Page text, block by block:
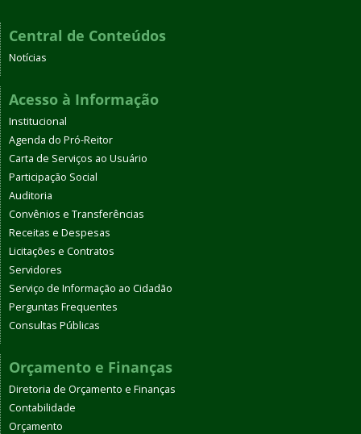
Central de Conteúdos
Notícias
Acesso à Informação
Institucional
Agenda do Pró-Reitor
Carta de Serviços ao Usuário
Participação Social
Auditoria
Convênios e Transferências
Receitas e Despesas
Licitações e Contratos
Servidores
Serviço de Informação ao Cidadão
Perguntas Frequentes
Consultas Públicas
Orçamento e Finanças
Diretoria de Orçamento e Finanças
Contabilidade
Orçamento